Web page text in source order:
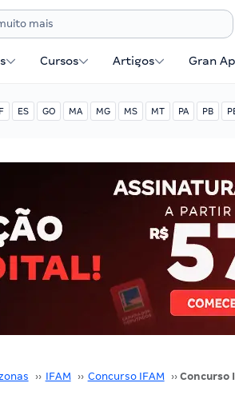
Cursos Artigos Gran
ES GO MA MG MS MT PA PB
›› IFAM ›› Concurso IFAM ››